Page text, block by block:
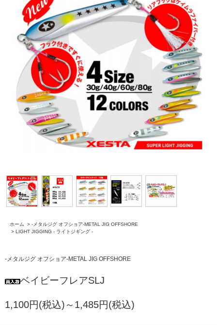
ホーム > -メタルジグ オフショア-METAL JIG OFFSHORE
> LIGHT JIGGING - ライトジギング -
-メタルジグ オフショア-METAL JIG OFFSHORE
ベイビーフレアSLJ
1,100円(税込)～1,485円(税込)